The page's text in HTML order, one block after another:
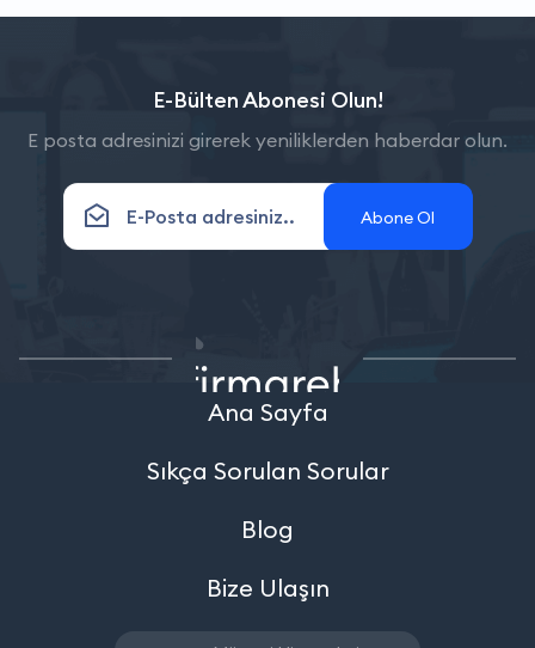
E-Bülten Abonesi Olun!
E posta adresinizi girerek yeniliklerden haberdar olun.
Abone Ol
Ana Sayfa
Sıkça Sorulan Sorular
Blog
Bize Ulaşın